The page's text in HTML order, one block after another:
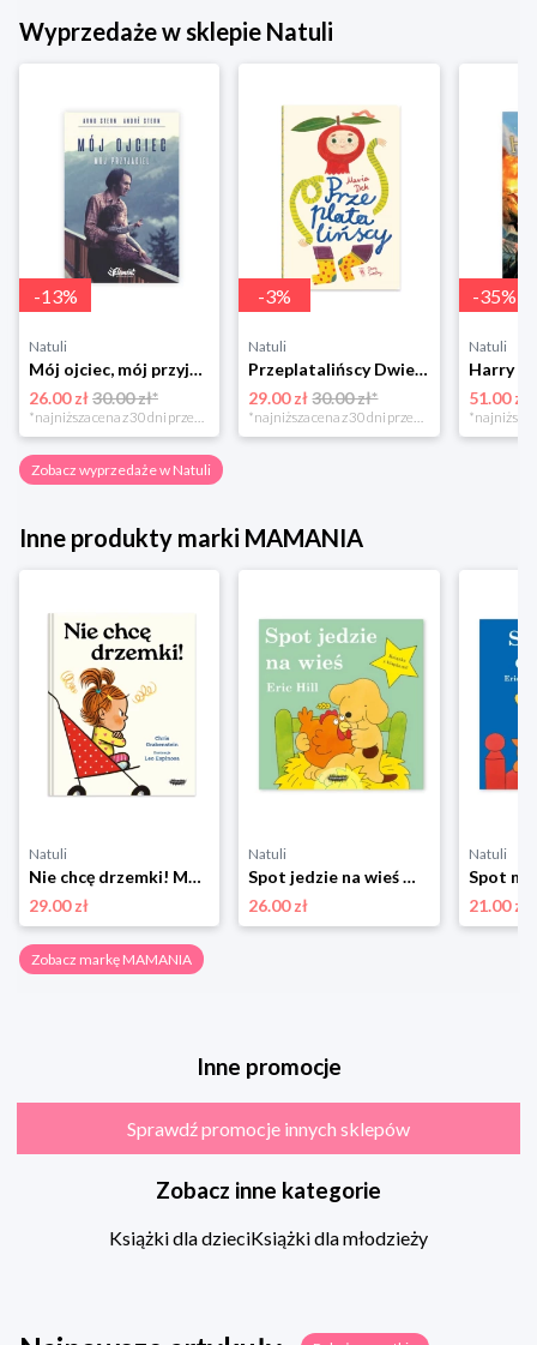
Wyprzedaże w sklepie Natuli
-13%
Natuli
Mój ojciec, mój przyjaciel Element
26.00 zł30.00 zł*
*najniższa cena z 30 dni przed obniżką
-3%
Natuli
Przeplatalińscy Dwie siostry
29.00 zł 30.00 zł*
*najniższa cena z 30 dni przed obniżką
-35%
Natuli
51.00 zł
Zobacz wyprzedaże w Natuli
Inne produkty marki MAMANIA
Natuli
Nie chcę drzemki! Mamania
29.00 zł
Natuli
Spot jedzie na wieś Mamania
26.00 zł
Natuli
21.00 zł
Zobacz markę MAMANIA
Inne promocje
Sprawdź promocje innych sklepów
Zobacz inne kategorie
Książki dla dzieciKsiążki dla młodzieży